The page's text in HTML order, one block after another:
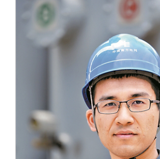
兴趣群体
西南联大校友会
捐赠方法
义工计划
我要订阅
新媒体平台
清华故事
青春风采
校友文苑
校友讲坛
终身学习
信息化服务
三创大赛
实用信息
校友总会
总会简介
会长致辞
总会章程
关闭